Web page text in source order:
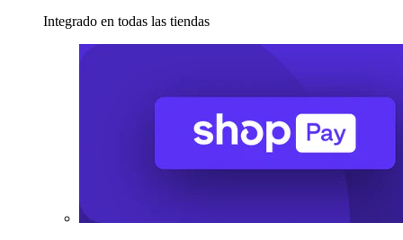
Integrado en todas las tiendas